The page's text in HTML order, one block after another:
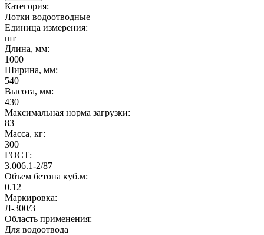
Категория:
Лотки водоотводные
Единица измерения:
шт
Длина, мм:
1000
Ширина, мм:
540
Высота, мм:
430
Максимальная норма загрузки:
83
Масса, кг:
300
ГОСТ:
3.006.1-2/87
Объем бетона куб.м:
0.12
Маркировка:
Л-300/3
Область применения:
Для водоотвода